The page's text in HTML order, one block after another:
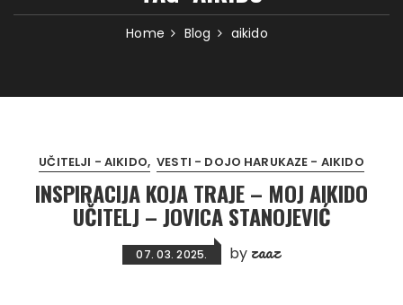
Home Blog aikido
UČITELJI - AIKIDO VESTI - DOJO HARUKAZE - AIKIDO
INSPIRACIJA KOJA TRAJE – MOJ AIKIDO
UČITELJ – JOVICA STANOJEVIĆ
07. 03. 2025. by zaaz